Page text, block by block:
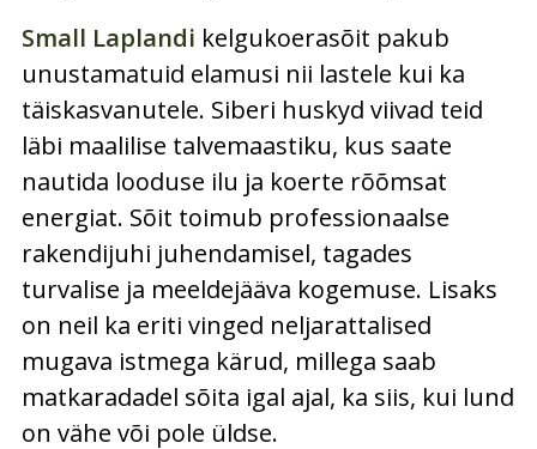
Small Laplandi kelgukoerasõit pakub
unustamatuid elamusi nii lastele kui ka
täiskasvanutele. Siberi huskyd viivad teid
läbi maalilise talvemaastiku, kus saate
nautida looduse ilu ja koerte rõõmsat
energiat. Sõit toimub professionaalse
rakendijuhi juhendamisel, tagades
turvalise ja meeldejääva kogemuse. Lisaks
on neil ka eriti vinged neljarattalised
mugava istmega kärud, millega saab
matkaradadel sõita igal ajal, ka siis, kui lund
on vähe või pole üldse.